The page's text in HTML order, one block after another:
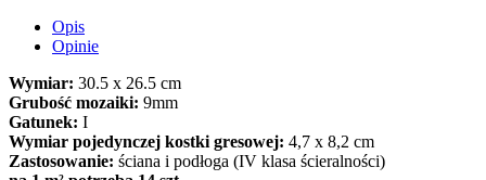
Opis
Opinie
Wymiar: 30.5 x 26.5 cm
Grubość mozaiki: 9mm
Gatunek: I
Wymiar pojedynczej kostki gresowej: 4,7 x 8,2 cm
Zastosowanie: ściana i podłoga (IV klasa ścieralności)